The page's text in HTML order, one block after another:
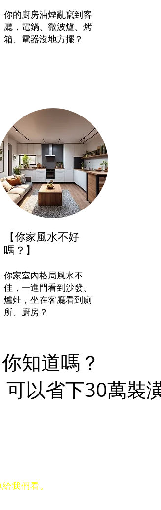
你的廚房油煙亂竄到客
廳，電鍋、微波爐、烤
箱、電器沒地方擺？
【你家風水不好
嗎？】
你家室內格局風水不
佳，一進門看到沙發、
爐灶，坐在客廳看到廁
所、廚房？
你知道嗎？
以省下30萬裝
我們看。